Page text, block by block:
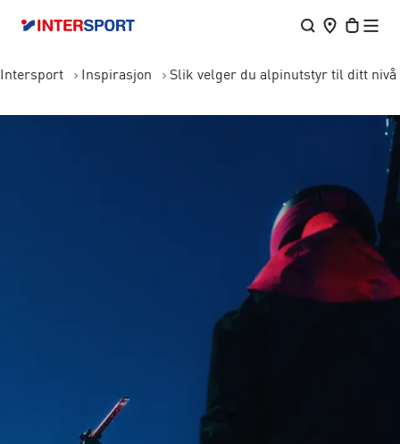
Intersport Inspirasjon Slik velger du alpinutstyr til ditt nivå